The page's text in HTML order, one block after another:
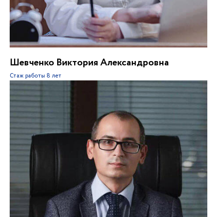
Шевченко Виктория Александровна
Стаж работы 8 лет